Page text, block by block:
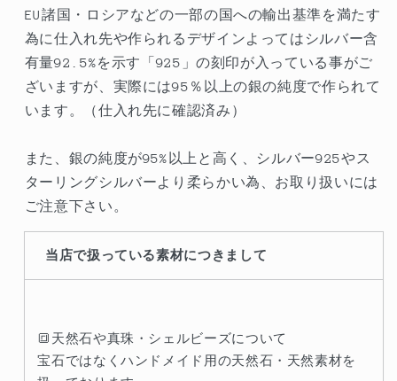
EU諸国・ロシアなどの一部の国への輸出基準を満たす
為に仕入れ先や作られるデザインよってはシルバー含
有量92.5%を示す「925」の刻印が入っている事がご
ざいますが、実際には95％以上の銀の純度で作られて
います。（仕入れ先に確認済み）
また、銀の純度が95%以上と高く、シルバー925やス
ターリングシルバーより柔らかい為、お取り扱いには
ご注意下さい。
当店で扱っている素材につきまして
🔳天然石や真珠・シェルビーズについて
宝石ではなくハンドメイド用の天然石・天然素材を